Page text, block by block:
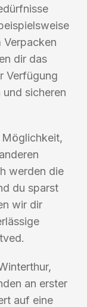
Verpacken
dir das
Verfügung
sicheren
werden die
du sparst
wir dir
an erster
auf eine